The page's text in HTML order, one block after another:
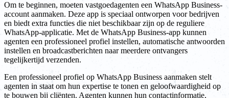
Om te beginnen, moeten vastgoedagenten een WhatsApp Business-
account aanmaken. Deze app is speciaal ontworpen voor bedrijven
en biedt extra functies die niet beschikbaar zijn op de reguliere
WhatsApp-applicatie. Met de WhatsApp Business-app kunnen
agenten een professioneel profiel instellen, automatische antwoorden
instellen en broadcastberichten naar meerdere ontvangers
tegelijkertijd verzenden.
Een professioneel profiel op WhatsApp Business aanmaken stelt
agenten in staat om hun expertise te tonen en geloofwaardigheid op
te bouwen bij cliënten. Agenten kunnen hun contactinformatie,